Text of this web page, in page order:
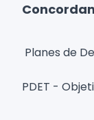
Planes de
PDET -